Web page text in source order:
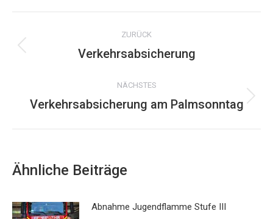
WhatsApp
Kommentarnavigation
ZURÜCK
Vorheriger
Verkehrsabsicherung
NÄCHSTES
Nächster
Verkehrsabsicherung am Palmsonntag
Ähnliche Beiträge
Abnahme Jugendflamme Stufe III